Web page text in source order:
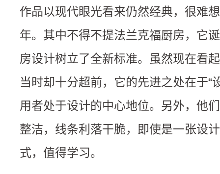
作品以现代眼光看来仍然经典，很难
年。其中不得不提法兰克福厨房，它
房设计树立了全新标准。虽然现在看
当时却十分超前，它的先进之处在于“
用者处于设计的中心地位。另外，他
整洁，线条利落干脆，即使是一张设
式，值得学习。